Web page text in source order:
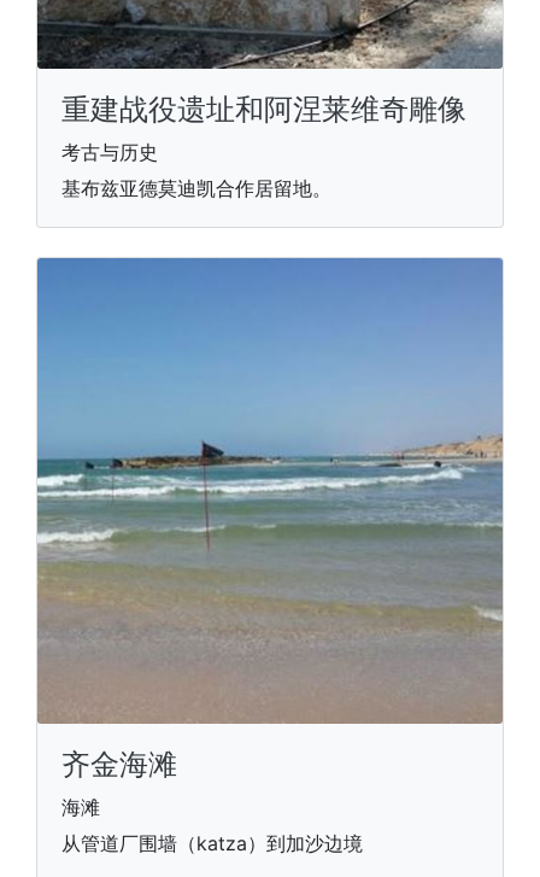
重建战役遗址和阿涅莱维奇雕像
考古与历史
基布兹亚德莫迪凯合作居留地。
齐金海滩
海滩
从管道厂围墙（katza）到加沙边境